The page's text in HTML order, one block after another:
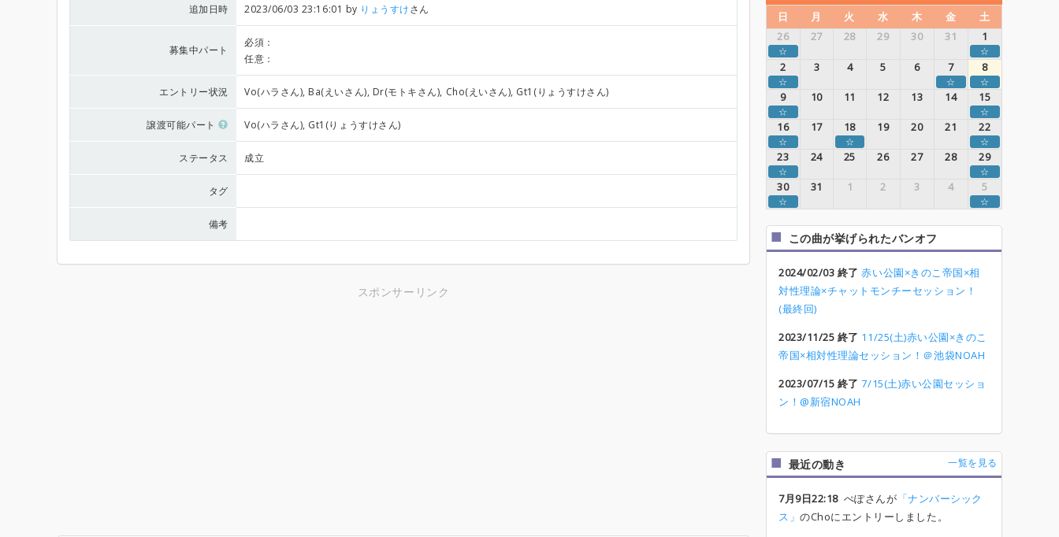
追加日時 2023/06/03 23:16:01 by りょうすけさん
募集中パート
必須：
任意：
エントリー状況 Vo(ハラさん), Ba(えいさん), Dr(モトキさん), Cho(えいさん), Gt1(りょうすけさん)
譲渡可能パート Vo(ハラさん), Gt1(りょうすけさん)
ステータス 成立
タグ
備考
スポンサーリンク
日 月 火 水 木 金
土
26
27 28 29 30 31 1
☆ ☆
2 3 4 5 6 7 8
☆ ☆ ☆
9 10 11 12 13 14 15
☆ ☆
16 17 18 19 20 21 22
☆ ☆ ☆
23 24 25 26 27 28 29
☆ ☆
30 31 1 2 3 4 5
☆ ☆
この曲が挙げられたバンオフ
2024/02/03 終了 赤い公園×きのこ帝国×相
対性理論×チャットモンチーセッション！
(最終回)
2023/11/25 終了 11/25(土)赤い公園×きのこ
帝国×相対性理論セッション！＠池袋NOAH
2023/07/15 終了 7/15(土)赤い公園セッショ
ン！@新宿NOAH
最近の動き 一覧を見る
7月9日22:18ぺぽさんが 「ナンバーシック
ス」のChoにエントリーしました。